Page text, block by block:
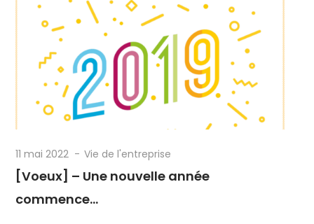
11 mai 2022 Vie de l'entreprise
[Voeux] – Une nouvelle année
commence…